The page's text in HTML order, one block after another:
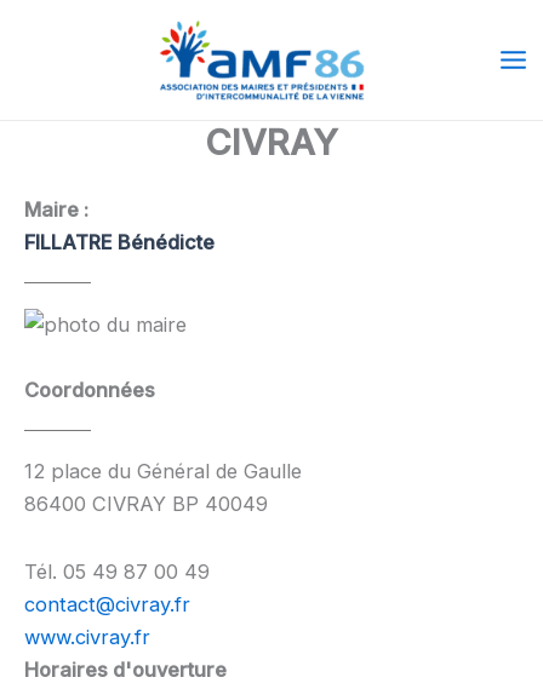
CIVRAY
Maire :
FILLATRE Bénédicte
Coordonnées
12 place du Général de Gaulle
86400 CIVRAY BP 40049
Tél. 05 49 87 00 49
contact@civray.fr
www.civray.fr
Horaires d'ouverture